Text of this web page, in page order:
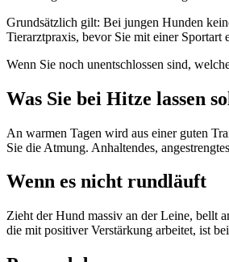
Grundsätzlich gilt: Bei jungen Hunden
Tierarztpraxis, bevor Sie mit einer Sportart
Wenn Sie noch unentschlossen sind,
Was Sie bei Hitze lassen
An warmen Tagen wird aus einer guten
Sie die Atmung. Anhaltendes,
Wenn es nicht rundläuft
Zieht der Hund massiv an der Leine, bellt
die mit positiver Verstärkung arbeitet, ist